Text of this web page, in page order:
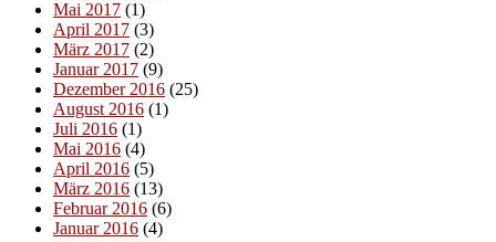
Mai 2017 (1)
April 2017 (3)
März 2017 (2)
Januar 2017 (9)
Dezember 2016 (25)
August 2016 (1)
Juli 2016 (1)
Mai 2016 (4)
April 2016 (5)
März 2016 (13)
Februar 2016 (6)
Januar 2016 (4)